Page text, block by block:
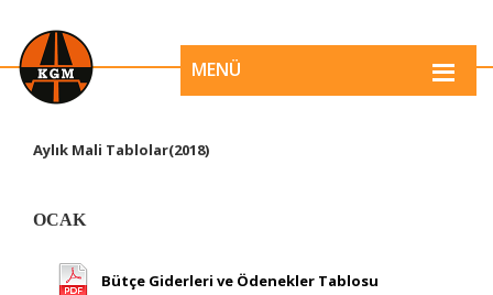
MENÜ
​​​​​​​​​​​​​​​​​​​​​​​​​​​​​​​​​​​​​​​​​​​​​​​​Aylık Mali Tablolar(2018)
OCAK
Bütçe Giderleri ve Ödenekler Tablosu